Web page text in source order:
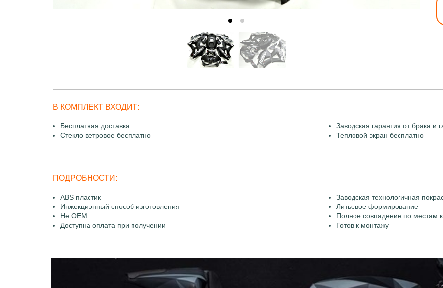
В КОМПЛЕКТ ВХОДИТ:
Бесплатная доставка
Заводская гарантия от брака и
Стекло ветровое бесплатно
Тепловой экран бесплатно
ПОДРОБНОСТИ:
ABS пластик
Заводская технологичная
Инжекционный способ изготовления
Литьевое формирование
Не OEM
Полное совпадение по местам
Доступна оплата при получении
Готов к монтажу